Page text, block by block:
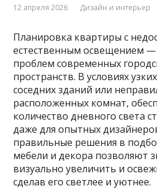
12 апреля 2026 Дизайн и интерьер
Планировка квартиры с
естественным освещением —
проблем современных
пространств. В условиях
соседних зданий или
расположенных комнат,
количество дневного света
даже для опытных
правильные решения в
мебели и декора позволяют
визуально увеличить и
сделав его светлее и уютнее.